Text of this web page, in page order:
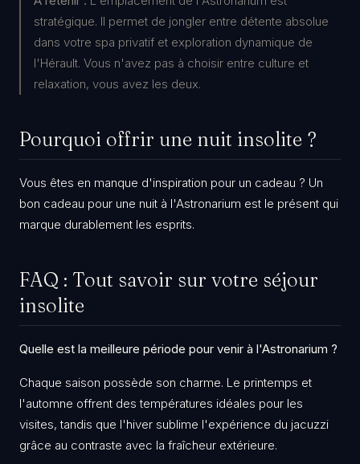
stratégique. Il permet de jongler entre détente absolue
dans votre spa privatif et exploration dynamique de
l'Hérault. Vous n'avez pas à choisir entre culture et
relaxation, vous avez les deux.
​Pourquoi offrir une nuit insolite ?
​Vous êtes en manque d'inspiration pour un cadeau ? Un
bon cadeau pour une nuit à l'Astronarium est le présent qui
marque durablement les esprits.
​FAQ : Tout savoir sur votre séjour
insolite
Quelle est la meilleure période pour venir à l'Astronarium ?
Chaque saison possède son charme. Le printemps et
l'automne offrent des températures idéales pour les
visites, tandis que l'hiver sublime l'expérience du jacuzzi
grâce au contraste avec la fraîcheur extérieure.